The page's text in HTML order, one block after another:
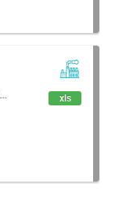
xls